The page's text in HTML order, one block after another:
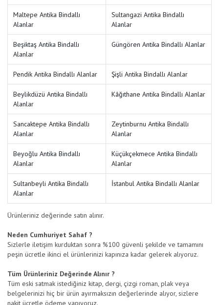
Maltepe Antika Bindallı
Alanlar
Sultangazi Antika Bindallı
Alanlar
Beşiktaş Antika Bindallı
Alanlar
Güngören Antika Bindallı Alanlar
Pendik Antika Bindallı Alanlar Şişli Antika Bindallı Alanlar
Beylikdüzü Antika Bindallı
Alanlar
Kâğıthane Antika Bindallı Alanlar
Sancaktepe Antika Bindallı
Alanlar
Zeytinburnu Antika Bindallı
Alanlar
Beyoğlu Antika Bindallı
Alanlar
Küçükçekmece Antika Bindallı
Alanlar
Sultanbeyli Antika Bindallı
Alanlar
İstanbul Antika Bindallı Alanlar
Ürünleriniz değerinde satın alınır.
Neden Cumhuriyet Sahaf ?
Sizlerle iletişim kurduktan sonra %100 güvenli şekilde ve tamamını
peşin ücretle ikinci el ürünlerinizi kapınıza kadar gelerek alıyoruz.
Tüm Ürünleriniz Değerinde Alınır ?
Tüm eski satmak istediğiniz kitap, dergi, çizgi roman, plak veya
belgelerinizi hiç bir ürün ayırmaksızın değerlerinde alıyor, sizlere
nakit ücretle ödeme yapıyoruz.